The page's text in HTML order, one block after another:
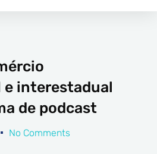
interestadual
de podcast
No Comments